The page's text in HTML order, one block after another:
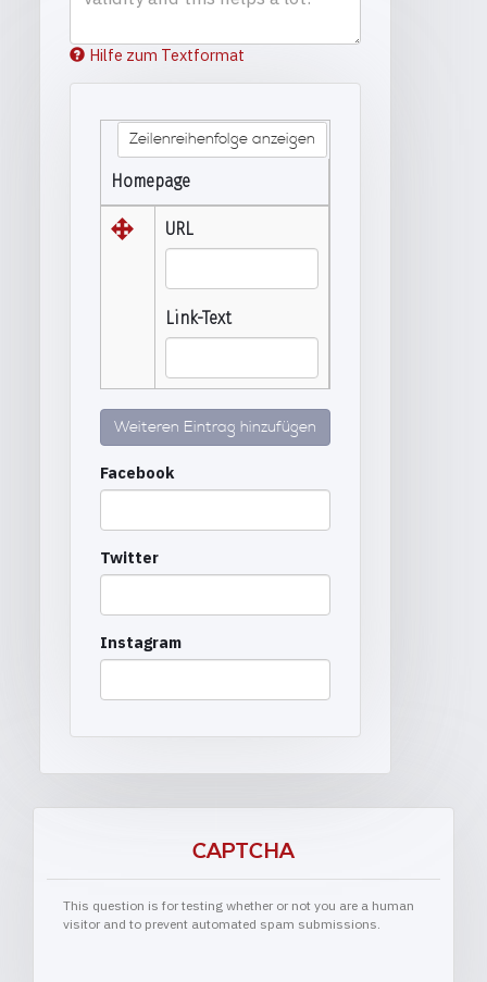
Hilfe zum Textformat
Zeilenreihenfolge anzeigen
Homepage
URL
Link-Text
Weiteren Eintrag hinzufügen
Facebook
Twitter
Instagram
CAPTCHA
This question is for testing whether or not you are a human
visitor and to prevent automated spam submissions.